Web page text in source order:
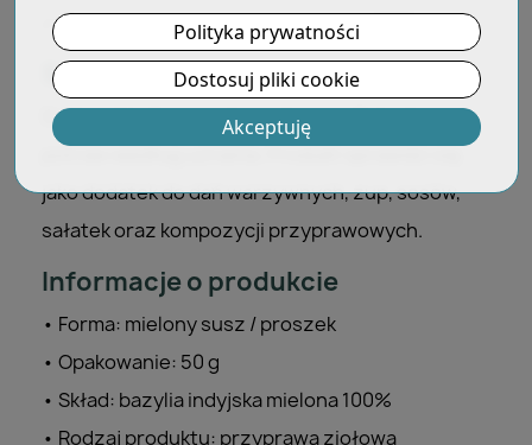
✅ Tulsi mielone — bazylia indyjska — 100%
Sposób użycia
Dodawać 1–3 szczypty mielonego Tulsi do
potraw według uznania. Produkt sprawdzi się
jako dodatek do dań warzywnych, zup, sosów,
sałatek oraz kompozycji przyprawowych.
Informacje o produkcie
• Forma: mielony susz / proszek
• Opakowanie: 50 g
• Skład: bazylia indyjska mielona 100%
• Rodzaj produktu: przyprawa ziołowa
Polityka prywatności
Dostosuj pliki cookie
Akceptuję